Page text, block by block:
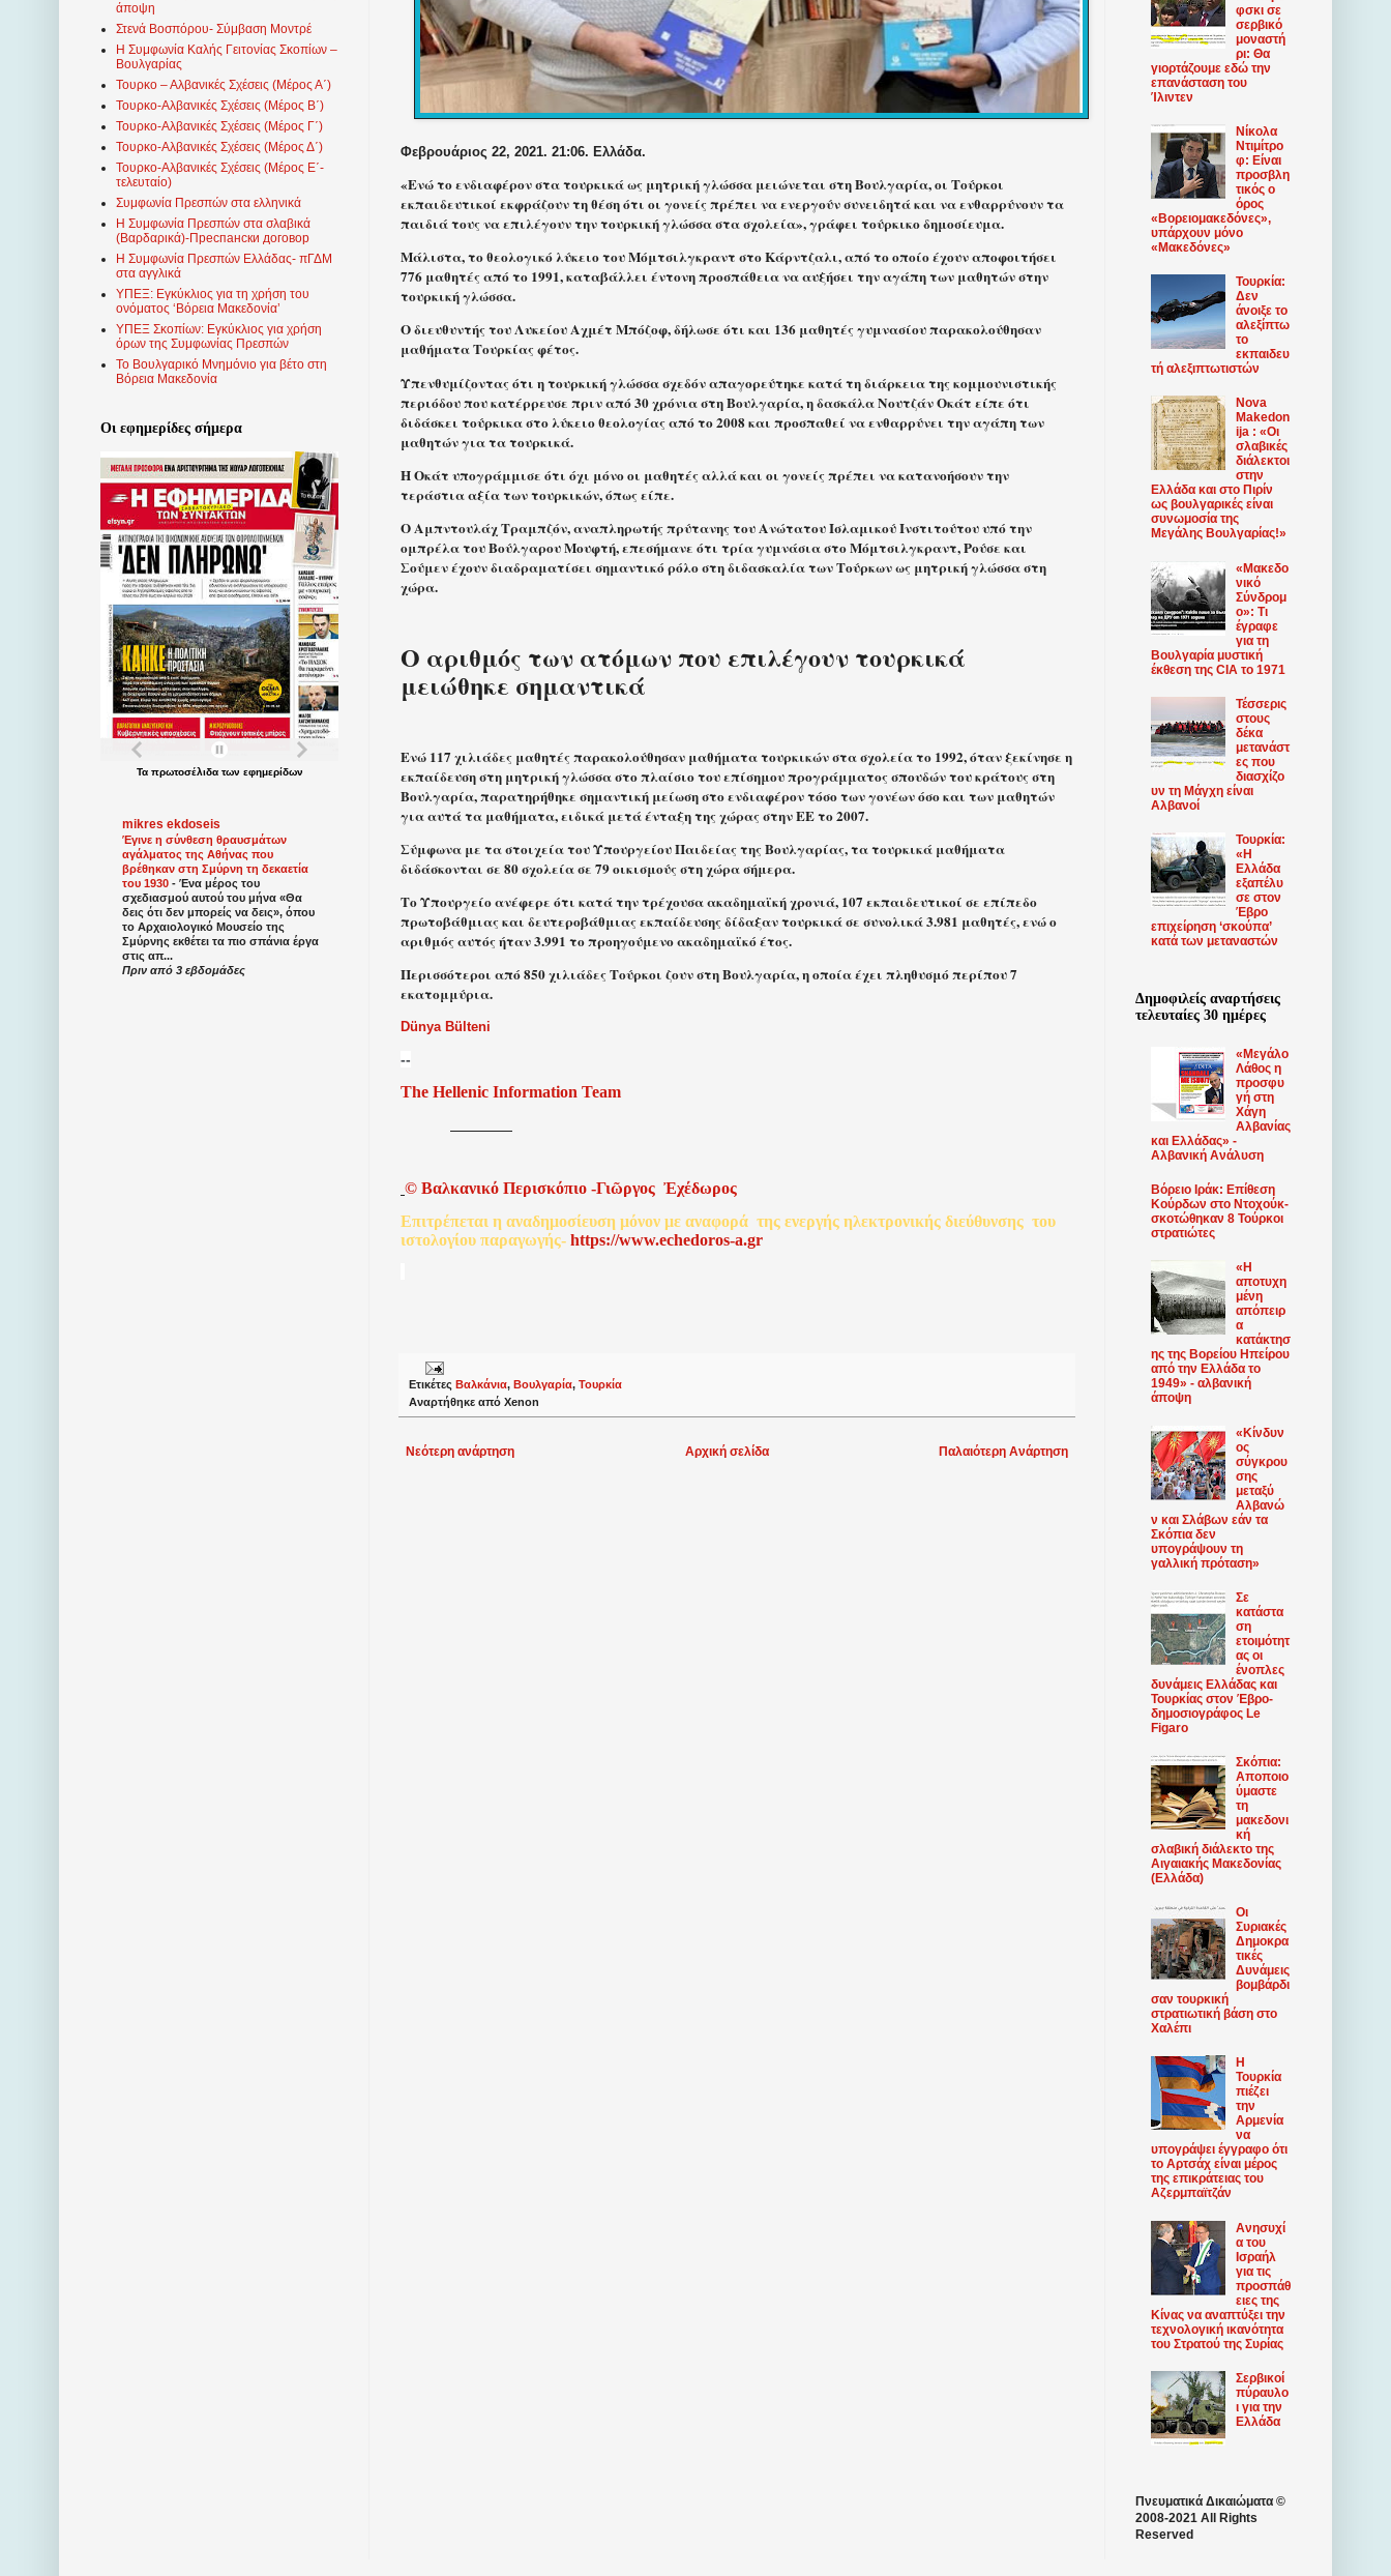
Φεβρουάριος 22, 2021. 21:06. Ελλάδα.
«Ενώ το ενδιαφέρον στα τουρκικά ως μητρική γλώσσα μειώνεται στη Βουλγαρία, οι Τούρκοι
εκπαιδευτικοί εκφράζουν τη θέση ότι οι γονείς πρέπει να ενεργούν συνειδητά και να ενθαρρύνουν τα
παιδιά τους να επιλέγουν την τουρκική γλώσσα στα σχολεία», γράφει τούρκικο δημοσίευμα.
Μάλιστα, το θεολογικό λύκειο του Μόμτσιλγκραντ στο Κάρντζαλι, από το οποίο έχουν αποφοιτήσει
776 μαθητές από το 1991, καταβάλλει έντονη προσπάθεια να αυξήσει την αγάπη των μαθητών στην
τουρκική γλώσσα.
Ο διευθυντής του Λυκείου Αχμέτ Μπόζοφ, δήλωσε ότι και 136 μαθητές γυμνασίου παρακολούθησαν
μαθήματα Τουρκίας φέτος.
Υπενθυμίζοντας ότι η τουρκική γλώσσα σχεδόν απαγορεύτηκε κατά τη διάρκεια της κομμουνιστικής
περιόδου που κατέρρευσε πριν από 30 χρόνια στη Βουλγαρία, η δασκάλα Νουτζάν Οκάτ είπε ότι
διδάσκει τούρκικα στο λύκειο θεολογίας από το 2008 και προσπαθεί να ενθαρρύνει την αγάπη των
μαθητών για τα τουρκικά.
Η Οκάτ υπογράμμισε ότι όχι μόνο οι μαθητές αλλά και οι γονείς πρέπει να κατανοήσουν την
τεράστια αξία των τουρκικών, όπως είπε.
Ο Αμπντουλάχ Τραμπζόν, αναπληρωτής πρύτανης του Ανώτατου Ισλαμικού Ινστιτούτου υπό την
ομπρέλα του Βούλγαρου Μουφτή, επεσήμανε ότι τρία γυμνάσια στο Μόμτσιλγκραντ, Ρούσε και
Σούμεν έχουν διαδραματίσει σημαντικό ρόλο στη διδασκαλία των Τούρκων ως μητρική γλώσσα στη
χώρα.
Ο αριθμός των ατόμων που επιλέγουν τουρκικά
μειώθηκε σημαντικά
Ενώ 117 χιλιάδες μαθητές παρακολούθησαν μαθήματα τουρκικών στα σχολεία το 1992, όταν ξεκίνησε η
εκπαίδευση στη μητρική γλώσσα στο πλαίσιο του επίσημου προγράμματος σπουδών του κράτους στη
Βουλγαρία, παρατηρήθηκε σημαντική μείωση στο ενδιαφέρον τόσο των γονέων όσο και των μαθητών
για αυτά τα μαθήματα, ειδικά μετά ένταξη της χώρας στην ΕΕ το 2007.
Σύμφωνα με τα στοιχεία του Υπουργείου Παιδείας της Βουλγαρίας, τα τουρκικά μαθήματα
διδάσκονται σε 80 σχολεία σε 79 οικισμούς στη χώρα σήμερα.
Το Υπουργείο ανέφερε ότι κατά την τρέχουσα ακαδημαϊκή χρονιά, 107 εκπαιδευτικοί σε επίπεδο
πρωτοβάθμιας και δευτεροβάθμιας εκπαίδευσης δίδαξαν τουρκικά σε συνολικά 3.981 μαθητές, ενώ ο
αριθμός αυτός ήταν 3.991 το προηγούμενο ακαδημαϊκό έτος.
Περισσότεροι από 850 χιλιάδες Τούρκοι ζουν στη Βουλγαρία, η οποία έχει πληθυσμό περίπου 7
εκατομμύρια.
Dünya Bülteni
--
The Hellenic Information Team
© Βαλκανικό Περισκόπιο -Γιῶργος Ἐχέδωρος
Επιτρέπεται η αναδημοσίευση μόνον με αναφορά της ενεργής ηλεκτρονικής διεύθυνσης του
ιστολογίου παραγωγής- https://www.echedoros-a.gr
Ετικέτες Βαλκάνια, Βουλγαρία, Τουρκία
Αναρτήθηκε από Xenon
Νεότερη ανάρτηση Παλαιότερη Ανάρτηση
Αρχική σελίδα
άποψη
Στενά Βοσπόρου- Σύμβαση Μοντρέ
Η Συμφωνία Καλής Γειτονίας Σκοπίων –
Βουλγαρίας
Τουρκο – Αλβανικές Σχέσεις (Mέρος Α΄)
Τουρκο-Αλβανικές Σχέσεις (Μέρος Β΄)
Τουρκο-Αλβανικές Σχέσεις (Μέρος Γ΄)
Τουρκο-Αλβανικές Σχέσεις (Μέρος Δ΄)
Τουρκο-Αλβανικές Σχέσεις (Μέρος Ε΄-
τελευταίο)
Συμφωνία Πρεσπών στα ελληνικά
Η Συμφωνία Πρεσπών στα σλαβικά
(Βαρδαρικά)-Преспански договор
Η Συμφωνία Πρεσπών Ελλάδας- πΓΔΜ
στα αγγλικά
ΥΠΕΞ: Εγκύκλιος για τη χρήση του
ονόματος ‘Βόρεια Μακεδονία’
ΥΠΕΞ Σκοπίων: Εγκύκλιος για χρήση
όρων της Συμφωνίας Πρεσπών
Το Βουλγαρικό Μνημόνιο για βέτο στη
Βόρεια Μακεδονία
Οι εφημερίδες σήμερα
Τα πρωτοσέλιδατων εφημερίδων
mikres ekdoseis
Έγινε η σύνθεση θραυσμάτων
αγάλματος της Αθήνας που
βρέθηκαν στη Σμύρνη τη δεκαετία
του 1930 - Ένα μέρος του
σχεδιασμού αυτού του μήνα «Θα
δεις ότι δεν μπορείς να δεις», όπου
το Αρχαιολογικό Μουσείο της
Σμύρνης εκθέτει τα πιο σπάνια έργα
στις απ...
Πριν από 3 εβδομάδες
φσκι σε
σερβικό
μοναστή
ρι: Θα
γιορτάζουμε εδώ την
επανάσταση του
Ίλιντεν
Νίκολα
Ντιμίτρο
φ: Είναι
προσβλη
τικός ο
όρος
«Βορειομακεδόνες»,
υπάρχουν μόνο
«Μακεδόνες»
Τουρκία:
Δεν
άνοιξε το
αλεξίπτω
το
εκπαιδευ
τή αλεξιπτωτιστών
Nova
Makedon
ija : «Οι
σλαβικές
διάλεκτοι
στην
Ελλάδα και στο Πιρίν
ως βουλγαρικές είναι
συνωμοσία της
Μεγάλης Βουλγαρίας!»
«Mακεδο
νικό
Σύνδρομ
ο»: Τι
έγραφε
για τη
Βουλγαρία μυστική
έκθεση της CIA το 1971
Τέσσερις
στους
δέκα
μετανάστ
ες που
διασχίζο
υν τη Μάγχη είναι
Αλβανοί
Τουρκία:
«Η
Ελλάδα
εξαπέλυ
σε στον
Έβρο
επιχείρηση ‘σκούπα’
κατά των μεταναστών
Δημοφιλείς αναρτήσεις
τελευταίες 30 ημέρες
«Μεγάλο
Λάθος η
προσφυ
γή στη
Χάγη
Αλβανίας
και Ελλάδας» -
Αλβανική Ανάλυση
Βόρειο Ιράκ: Επίθεση
Κούρδων στο Ντοχούκ-
σκοτώθηκαν 8 Τούρκοι
στρατιώτες
«Η
αποτυχη
μένη
απόπειρ
α
κατάκτησ
ης της Βορείου Ηπείρου
από την Ελλάδα το
1949» - αλβανική
άποψη
«Κίνδυν
ος
σύγκρου
σης
μεταξύ
Αλβανώ
ν και Σλάβων εάν τα
Σκόπια δεν
υπογράψουν τη
γαλλική πρόταση»
Σε
κατάστα
ση
ετοιμότητ
ας οι
ένοπλες
δυνάμεις Ελλάδας και
Τουρκίας στον Έβρο-
δημοσιογράφος Le
Figaro
Σκόπια:
Αποποιο
ύμαστε
τη
μακεδονι
κή
σλαβική διάλεκτο της
Αιγαιακής Μακεδονίας
(Ελλάδα)
Οι
Συριακές
Δημοκρα
τικές
Δυνάμεις
βομβάρδι
σαν τουρκική
στρατιωτική βάση στο
Χαλέπι
Η
Τουρκία
πιέζει
την
Αρμενία
να
υπογράψει έγγραφο ότι
το Αρτσάχ είναι μέρος
της επικράτειας του
Αζερμπαϊτζάν
Ανησυχί
α του
Ισραήλ
για τις
προσπάθ
ειες της
Κίνας να αναπτύξει την
τεχνολογική ικανότητα
του Στρατού της Συρίας
Σερβικοί
πύραυλο
ι για την
Ελλάδα
Πνευματικά Δικαιώματα ©
2008-2021 All Rights
Reserved